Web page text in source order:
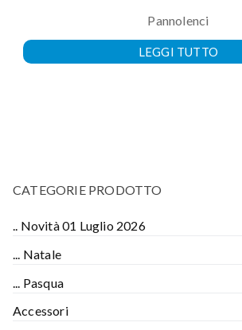
Pannolenci
LEGGI TUTTO
CATEGORIE PRODOTTO
.. Novità 01 Luglio 2026
... Natale
... Pasqua
Accessori